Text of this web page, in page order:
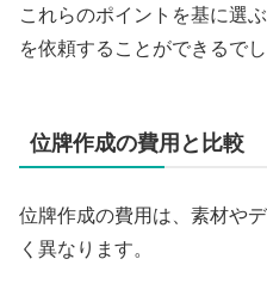
これらのポイントを基に選
を依頼することができるでし
位牌作成の費用と比較
位牌作成の費用は、素材や
く異なります。